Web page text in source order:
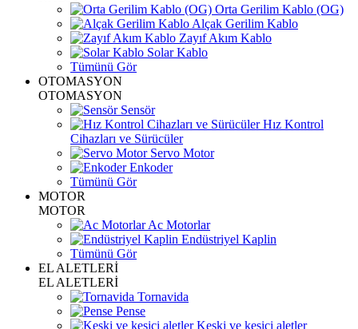
Orta Gerilim Kablo (OG)
Alçak Gerilim Kablo
Zayıf Akım Kablo
Solar Kablo
Tümünü Gör
OTOMASYON
OTOMASYON
Sensör
Hız Kontrol
Cihazları ve Sürücüler
Servo Motor
Enkoder
Tümünü Gör
MOTOR
MOTOR
Ac Motorlar
Endüstriyel Kaplin
Tümünü Gör
EL ALETLERİ
EL ALETLERİ
Tornavida
Pense
Keski ve kesici aletler